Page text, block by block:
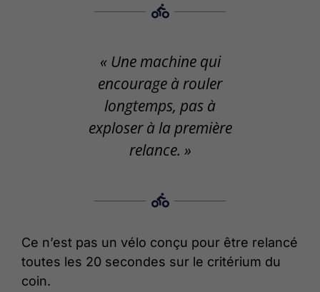
« Une machine qui
encourage à rouler
longtemps, pas à
exploser à la première
relance. »
Ce n’est pas un vélo conçu pour être relancé
toutes les 20 secondes sur le critérium du
coin.